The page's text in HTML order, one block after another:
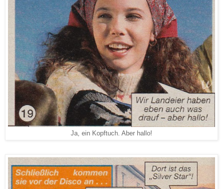
Ja, ein Kopftuch. Aber hallo!